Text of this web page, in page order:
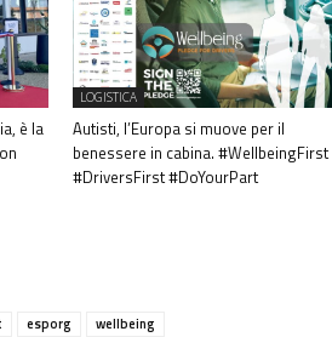
è la
LOGISTICA
Autisti, l’Europa si muove per il
benessere in cabina. #WellbeingFirst
#DriversFirst #DoYourPart
esporg wellbeing